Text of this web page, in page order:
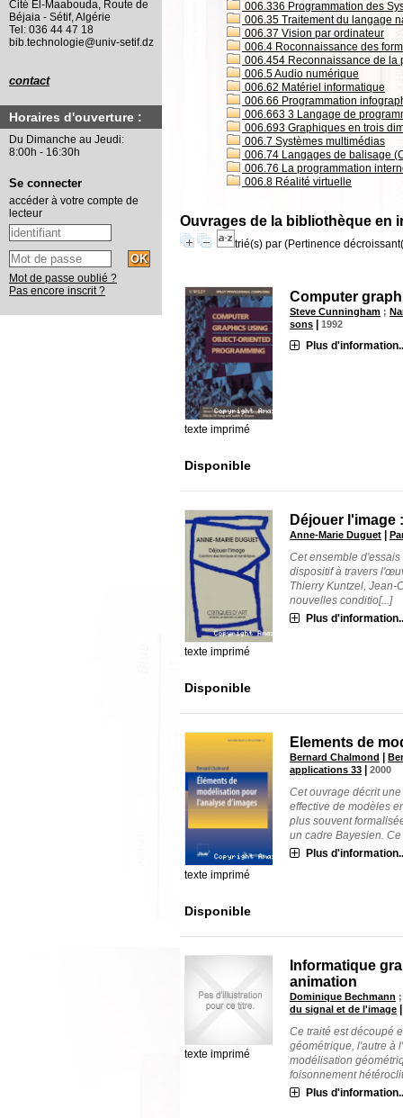
006.336 Programmation des
006.35 Traitement du langage
006.37 Vision par ordinateur
006.4 Roconnaissance des
006.454 Reconnaissance de la
006.5 Audio numérique
006.62 Matériel informatique
006.66 Programmation
006.663 3 Langage de
006.693 Graphiques en trois
006.7 Systèmes multimédias
006.74 Langages de balisage
006.76 La programmation
006.8 Réalité virtuelle
Ouvrages de la bibliothèque en
trié(s) par (Pertinence
texte imprimé
Computer
Steve Cunningham ;
sons |1992
Plus
Disponible
texte imprimé
Déjouer l'image
Anne-Marie Duguet |
Cet ensemble
dispositif à travers
Thierry Kuntzel, Jean-
nouvelles conditio[...]
Plus
Disponible
texte imprimé
Elements de
Bernard Chalmond |
applications 33 |2000
Cet ouvrage décrit
effective de modèles
plus souvent
un cadre Bayesien. Ce
Plus
Disponible
texte imprimé
Informatique
animation
Dominique Bechmann
du signal et de l'image
Ce traité est découpé
géométrique, l'autre à
modélisation
foisonnement
Plus
Cité El-Maabouda, Route de
Béjaia - Sétif, Algérie
Tel: 036 44 47 18
bib.technologie@univ-setif.dz
contact
Horaires d'ouverture :
Du Dimanche au Jeudi:
8:00h - 16:30h
Se connecter
accéder à votre compte de
lecteur
Mot de passe oublié ?
Pas encore inscrit ?